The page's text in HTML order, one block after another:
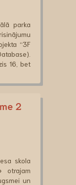
parka
“3F
16, bet
2
skola
otrajam
un